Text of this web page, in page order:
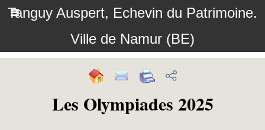
Tanguy Auspert, Echevin du Patrimoine.
Ville de Namur (BE)
Les Olympiades 2025